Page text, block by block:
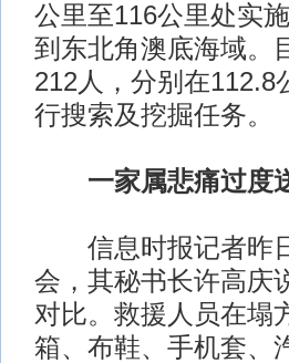
公里至116公里处实
到东北角澳底海域。
212人，分别在112.8
行搜索及挖掘任务。
一家属悲痛过度
信息时报记者昨日
会，其秘书长许高庆
对比。救援人员在塌
箱、布鞋、手机套、